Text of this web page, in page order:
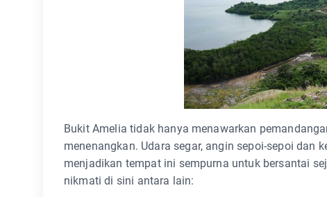
Bukit Amelia tidak hanya menawarkan
menenangkan. Udara segar, angin sepoi-sepoi dan
menjadikan tempat ini sempurna untuk bersantai
nikmati di sini antara lain: